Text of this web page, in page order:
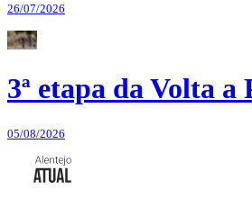
26/07/2026
3ª etapa da Volta
05/08/2026